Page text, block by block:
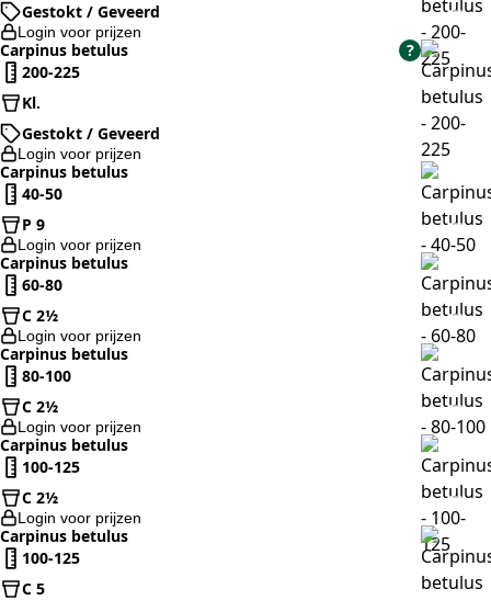
Gestokt / Geveerd
Login voor prijzen
Carpinus betulus
?
200-225
Kl.
Gestokt / Geveerd
Login voor prijzen
Carpinus betulus
40-50
P 9
Login voor prijzen
Carpinus betulus
60-80
C 2½
Login voor prijzen
Carpinus betulus
80-100
C 2½
Login voor prijzen
Carpinus betulus
100-125
C 2½
Login voor prijzen
Carpinus betulus
100-125
C 5